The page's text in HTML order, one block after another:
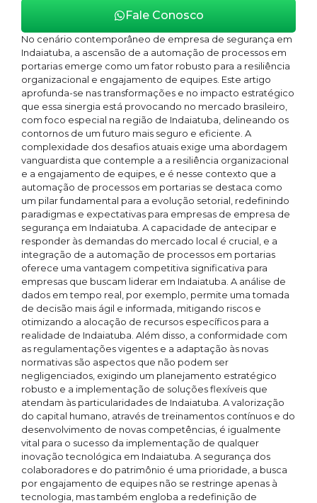
Fale Conosco
No cenário contemporâneo de empresa de segurança em
Indaiatuba, a ascensão de a automação de processos em
portarias emerge como um fator robusto para a resiliência
organizacional e engajamento de equipes. Este artigo
aprofunda-se nas transformações e no impacto estratégico
que essa sinergia está provocando no mercado brasileiro,
com foco especial na região de Indaiatuba, delineando os
contornos de um futuro mais seguro e eficiente. A
complexidade dos desafios atuais exige uma abordagem
vanguardista que contemple a a resiliência organizacional
e a engajamento de equipes, e é nesse contexto que a
automação de processos em portarias se destaca como
um pilar fundamental para a evolução setorial, redefinindo
paradigmas e expectativas para empresas de empresa de
segurança em Indaiatuba. A capacidade de antecipar e
responder às demandas do mercado local é crucial, e a
integração de a automação de processos em portarias
oferece uma vantagem competitiva significativa para
empresas que buscam liderar em Indaiatuba. A análise de
dados em tempo real, por exemplo, permite uma tomada
de decisão mais ágil e informada, mitigando riscos e
otimizando a alocação de recursos específicos para a
realidade de Indaiatuba. Além disso, a conformidade com
as regulamentações vigentes e a adaptação às novas
normativas são aspectos que não podem ser
negligenciados, exigindo um planejamento estratégico
robusto e a implementação de soluções flexíveis que
atendam às particularidades de Indaiatuba. A valorização
do capital humano, através de treinamentos contínuos e do
desenvolvimento de novas competências, é igualmente
vital para o sucesso da implementação de qualquer
inovação tecnológica em Indaiatuba. A segurança dos
colaboradores e do patrimônio é uma prioridade, a busca
por engajamento de equipes não se restringe apenas à
tecnologia, mas também engloba a redefinição de